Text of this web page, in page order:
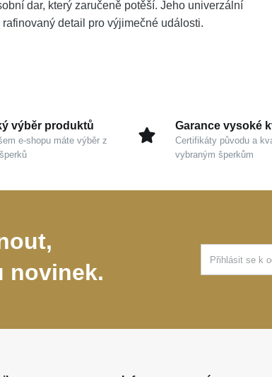
dar, který zaručeně potěší. Jeho univerzální
detail pro výjimečné události.
výběr produktů
e-shopu máte výběr z
Garance vysoké
Certifikáty původu a
vybraným šperkům
novinek.